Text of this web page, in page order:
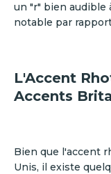
un "r" bien audible
notable par
L'Accent
Accents
Bien que l'accent
Unis, il existe